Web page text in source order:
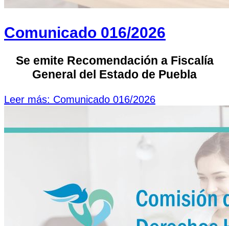
Comunicado 016/2026
Se emite Recomendación a Fiscalía
General del Estado de Puebla
Leer más: Comunicado 016/2026